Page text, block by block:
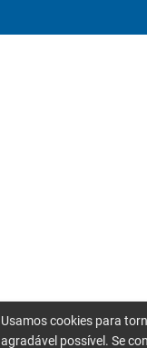
Usamos cookies para
agradável possível. Se